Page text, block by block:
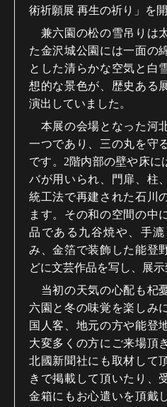
術祈願展 再生の祈り」を
兼六園の松の雪吊りは
た金沢城公園には一面の
とした清らかな空気と白
想的な景色が、歴史ある
演出していました。
本展の会場となった河
一つであり、三の丸を守
です。2階内部の壁や床に
バが用いられ、門扉、柱
統工法で再建された石川
ます。その和の空間の中
品である九谷焼や、手
み、金箔で装飾した能登
どに文芸作品を写し、展示
当初の天気の心配も杞
六園と冬の味覚を楽しみ
国人客、地元の方や能登
大変多くの方にご来場頂
北國新聞社にも取材して
きで掲載して頂いたり、
金箱にもお心遣いを頂戴